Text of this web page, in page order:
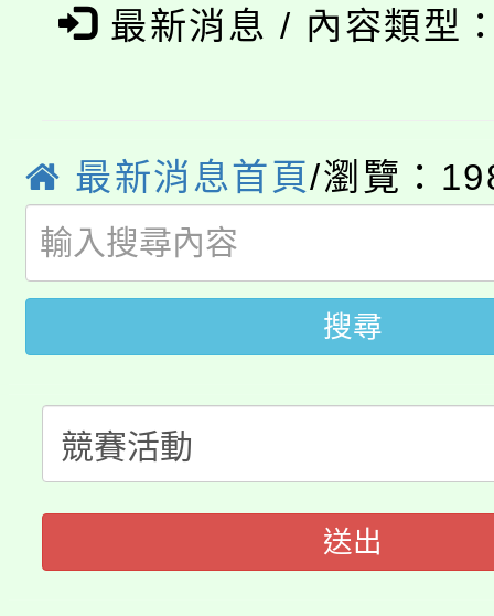
代理(課)教師甄選結果
「本色祭」8/29、30在
局官網。
8月14至27日，桃園電
開!
115年桃園市運動會8/
田徑場及游泳池舉行。
桃園市低收入戶享有免
視費優惠，中低收入戶
半價優惠，詳情可洽有
者。
大園自造教育及科技中
份教師增能研習
大溪自造教育及科技中
份教師研習
淨零綠生活教案入校路
最新消息 / 內容類型
最新消息首頁/瀏覽：
搜尋
送出